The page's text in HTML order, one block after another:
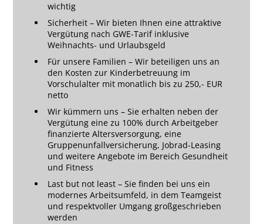
wichtig
Sicherheit – Wir bieten Ihnen eine attraktive
Vergütung nach GWE-Tarif inklusive
Weihnachts- und Urlaubsgeld
Für unsere Familien – Wir beteiligen uns an
den Kosten zur Kinderbetreuung im
Vorschulalter mit monatlich bis zu 250,- EUR
netto
Wir kümmern uns – Sie erhalten neben der
Vergütung eine zu 100% durch Arbeitgeber
finanzierte Altersversorgung, eine
Gruppenunfallversicherung, Jobrad-Leasing
und weitere Angebote im Bereich Gesundheit
und Fitness
Last but not least – Sie finden bei uns ein
modernes Arbeitsumfeld, in dem Teamgeist
und respektvoller Umgang großgeschrieben
werden